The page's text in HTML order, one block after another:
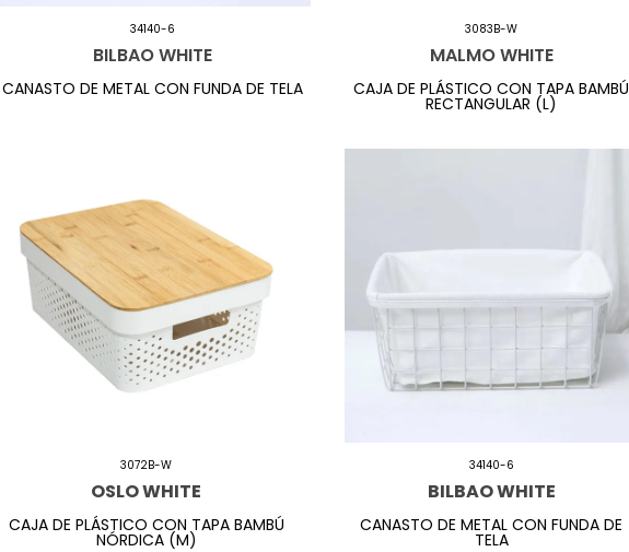
34140-6
BILBAO WHITE
CANASTO DE METAL CON FUNDA DE TELA
3083B-W
MALMO WHITE
CAJA DE PLÁSTICO CON TAPA BAMBÚ
RECTANGULAR (L)
3072B-W
OSLO WHITE
CAJA DE PLÁSTICO CON TAPA BAMBÚ
NÓRDICA (M)
34140-6
BILBAO WHITE
CANASTO DE METAL CON FUNDA DE
TELA